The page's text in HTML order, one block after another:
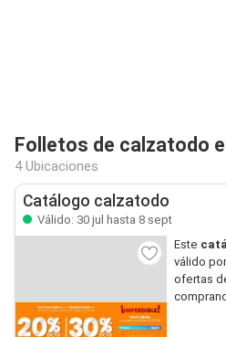
Folletos de calzatodo
4 Ubicaciones
Catálogo calzatodo
Válido: 30 jul hasta 8 sept
Este
válido
ofertas